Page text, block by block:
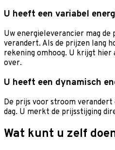
U heeft een variabel
Uw energieleverancier mag de
verandert. Als de prijzen lang
rekening omhoog. U krijgt
over.
U heeft een dynamisch
De prijs voor stroom
dag. U merkt de prijsstijging
Wat kunt u zelf